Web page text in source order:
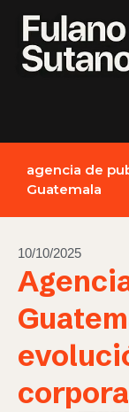
agencia de
Guatemala
10/10/2025